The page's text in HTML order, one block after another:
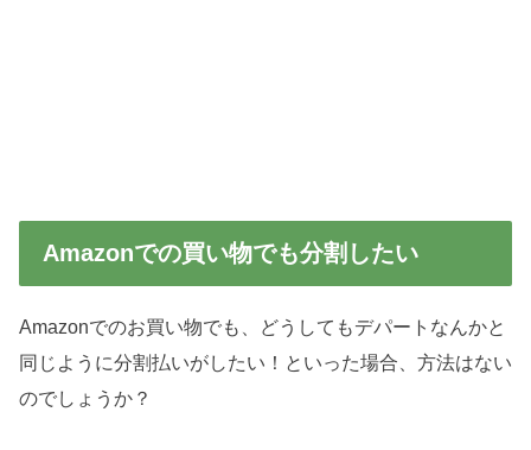
Amazonでの買い物でも分割したい
Amazonでのお買い物でも、どうしてもデパートなんかと
同じように分割払いがしたい！といった場合、方法はない
のでしょうか？